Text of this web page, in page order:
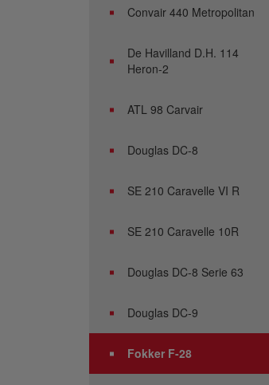
Convair 440 Metropolitan
De Havilland D.H. 114
Heron-2
ATL 98 Carvair
Douglas DC-8
SE 210 Caravelle VI R
SE 210 Caravelle 10R
Douglas DC-8 Serie 63
Douglas DC-9
Fokker F-28